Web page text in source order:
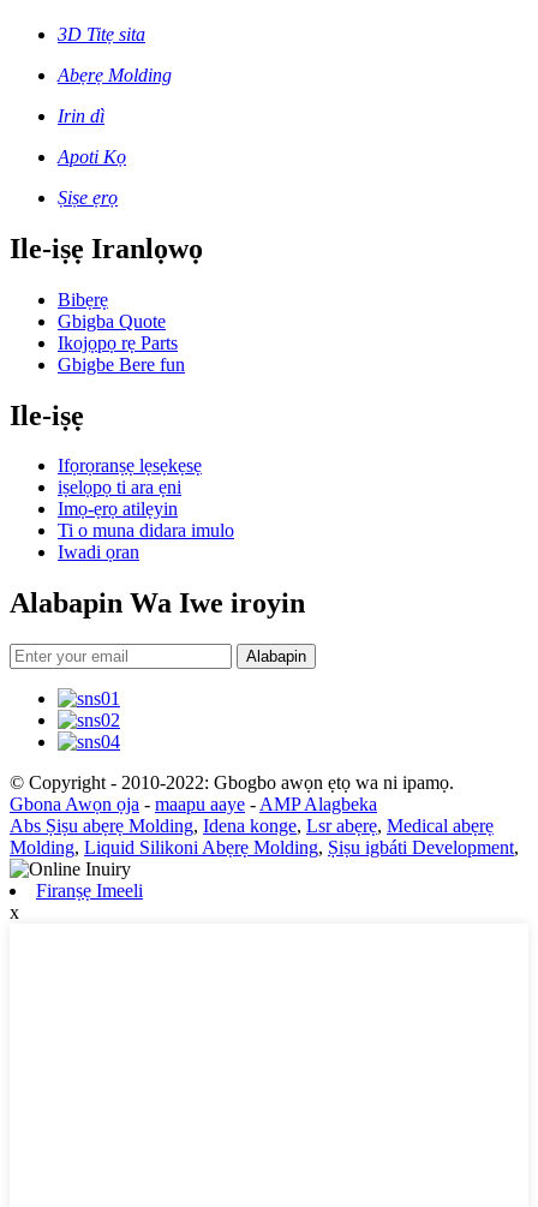
3D Titẹ sita
Abẹrẹ Molding
Irin dì
Apoti Kọ
Ṣiṣe ẹrọ
Ile-iṣẹ Iranlọwọ
Bibẹrẹ
Gbigba Quote
Ikojọpọ rẹ Parts
Gbigbe Bere fun
Ile-iṣẹ
Ifọrọranṣẹ lẹsẹkẹsẹ
iṣelọpọ ti ara ẹni
Imọ-ẹrọ atilẹyin
Ti o muna didara imulo
Iwadi ọran
Alabapin Wa Iwe iroyin
Alabapin
© Copyright - 2010-2022: Gbogbo awọn ẹtọ wa ni ipamọ.
Gbona Awọn ọja - maapu aaye - AMP Alagbeka
Abs Ṣiṣu abẹrẹ Molding, Idena konge, Lsr abẹrẹ, Medical abẹrẹ
Molding, Liquid Silikoni Abẹrẹ Molding, Ṣiṣu igbáti Development,
Firanṣẹ Imeeli
x